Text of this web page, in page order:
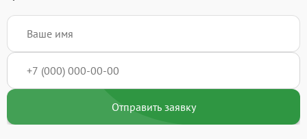
Отправить заявку